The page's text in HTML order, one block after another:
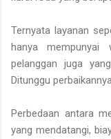
Ternyata layanan
hanya mempunyai
pelanggan juga
Ditunggu
Perbedaan antara
yang mendatangi,